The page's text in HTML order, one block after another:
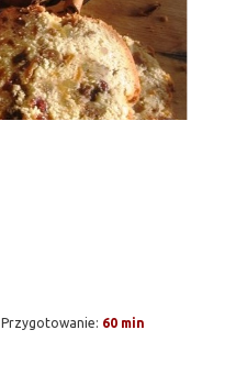
Przygotowanie: 60 min